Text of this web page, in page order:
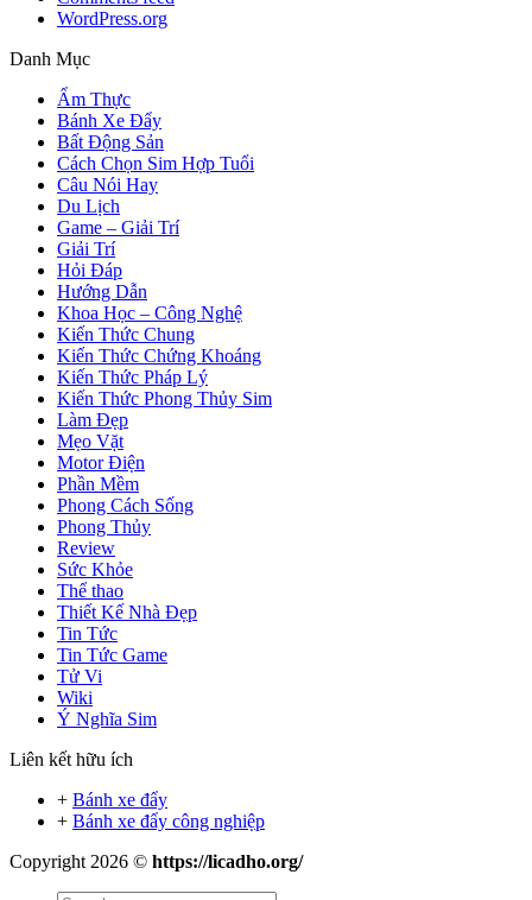
WordPress.org
Danh Mục
Ẩm Thực
Bánh Xe Đẩy
Bất Động Sản
Cách Chọn Sim Hợp Tuổi
Câu Nói Hay
Du Lịch
Game – Giải Trí
Giải Trí
Hỏi Đáp
Hướng Dẫn
Khoa Học – Công Nghệ
Kiến Thức Chung
Kiến Thức Chứng Khoáng
Kiến Thức Pháp Lý
Kiến Thức Phong Thủy Sim
Làm Đẹp
Mẹo Vặt
Motor Điện
Phần Mềm
Phong Cách Sống
Phong Thủy
Review
Sức Khỏe
Thể thao
Thiết Kế Nhà Đẹp
Tin Tức
Tin Tức Game
Tử Vi
Wiki
Ý Nghĩa Sim
Liên kết hữu ích
+ Bánh xe đẩy
+ Bánh xe đẩy công nghiệp
Copyright 2026 © https://licadho.org/